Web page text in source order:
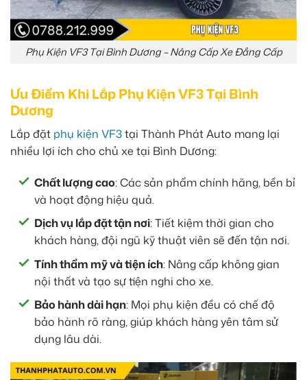
Phụ Kiện VF3 Tại Bình Dương – Nâng Cấp Xe Đẳng Cấp
Ưu Điểm Khi Lắp Phụ Kiện VF3 Tại Bình
Dương
Lắp đặt phụ kiện VF3tại Thành Phát Auto mang lại
nhiều lợi ích cho chủ xe tại Bình Dương:
Chất lượng cao: Các sản phẩm chính hãng, bền bỉ
và hoạt động hiệu quả.
Dịch vụ lắp đặt tận nơi: Tiết kiệm thời gian cho
khách hàng, đội ngũ kỹ thuật viên sẽ đến tận nơi.
Tính thẩm mỹ và tiện ích: Nâng cấp không gian
nội thất và tạo sự tiện nghi cho xe.
Bảo hành dài hạn: Mọi phụ kiện đều có chế độ
bảo hành rõ ràng, giúp khách hàng yên tâm sử
dụng lâu dài.